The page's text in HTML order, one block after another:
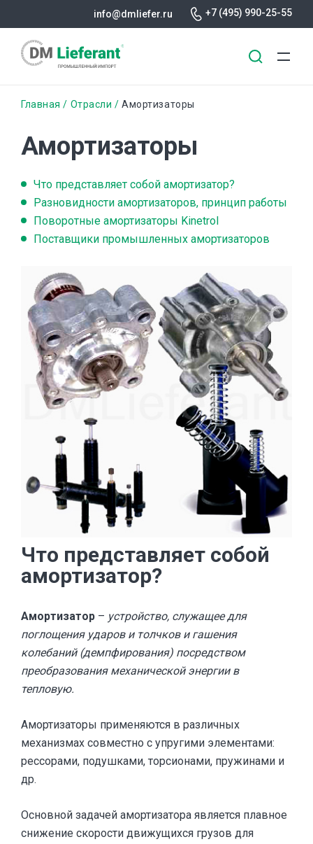
содержанию
info@dmliefer.ru +7 (495) 990-25-55
Строка
навигации
Главная Отрасли Амортизаторы
Амортизаторы
Что представляет собой амортизатор?
Разновидности амортизаторов, принцип работы
Поворотные амортизаторы Kinetrol
Поставщики промышленных амортизаторов
Что представляет собой
амортизатор?
Амортизатор – устройство, служащее для
поглощения ударов и толчков и гашения
колебаний (демпфирования) посредством
преобразования механической энергии в
тепловую.
Амортизаторы применяются в различных
механизмах совместно с упругими элементами:
рессорами, подушками, торсионами, пружинами и
др.
Основной задачей амортизатора является плавное
снижение скорости движущихся грузов для